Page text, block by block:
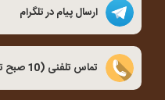
ارسال پیام در تلگرام
تماس تلفنی (10 صبح تا 12 شب)